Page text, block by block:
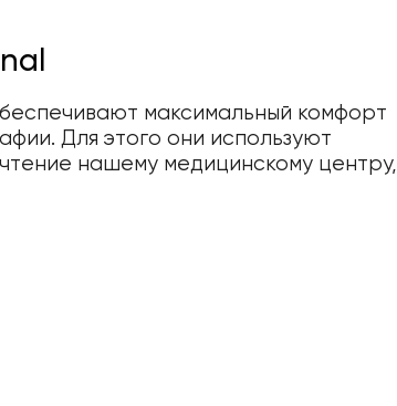
максимальный комфорт
Для этого они используют
нашему медицинскому центру,